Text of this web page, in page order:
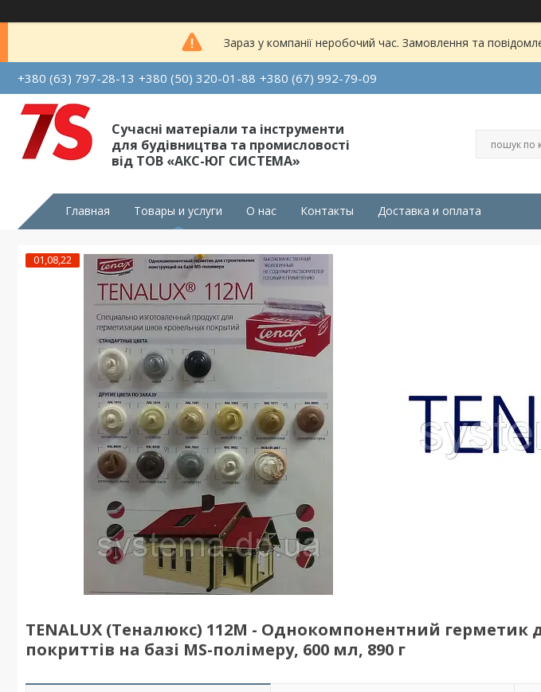
Зараз у компанії неробочий час. Замовлення та
+380 (63) 797-28-13 +380 (50) 320-01-88 +380 (67) 992-79-09
Сучасні матеріали та інструменти
для будівництва та промисловості
від ТОВ «АКС-ЮГ СИСТЕМА»
Главная Товары и услуги О нас Контакты Доставка и оплата
01,08,22
TENALUX (Теналюкс) 112М - Однокомпонентний герметик
покриттів на базі MS-полімеру, 600 мл, 890 г